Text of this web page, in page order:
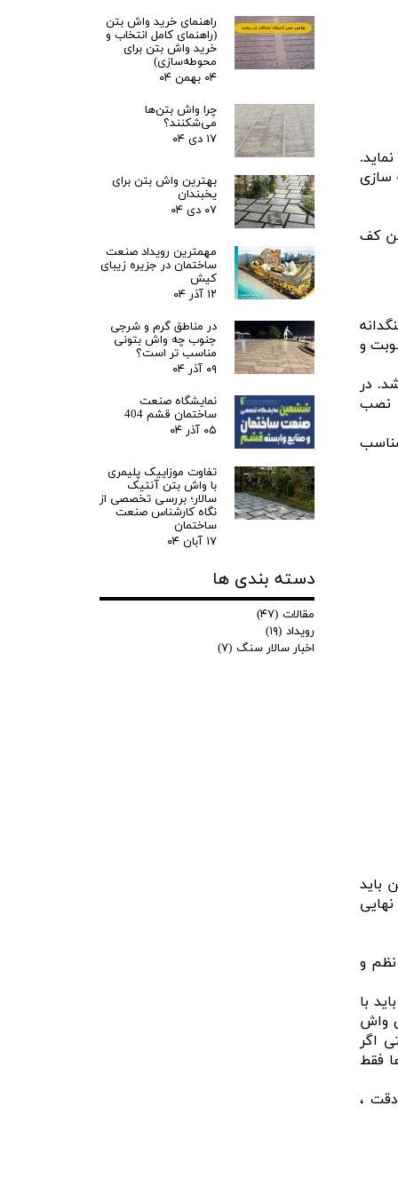
سازی
کف
و
در
نصب
باید
و
با
واش
اگر
فقط
،
راهنمای خرید واش بتن
(راهنمای کامل انتخاب و
خرید واش بتن برای
محوطه‌سازی)
۰۴ بهمن ۰۴
چرا واش بتن‌ها
می‌شکنند؟
۱۷ دی ۰۴
بهترین واش بتن برای
یخبندان
۰۷ دی ۰۴
مهمترین رویداد صنعت
ساختمان در جزیره زیبای
کیش
۱۲ آذر ۰۴
در مناطق گرم و شرجی
جنوب چه واش بتونی
مناسب تر است؟
۰۹ آذر ۰۴
نمایشگاه صنعت
ساختمان قشم 404
۰۵ آذر ۰۴
تفاوت موزاییک پلیمری
با واش بتن آنتیک
سالار؛ بررسی تخصصی از
نگاه کارشناس صنعت
ساختمان
۱۷ آبان ۰۴
دسته بندی ها
مقالات (۴۷)
رویداد (۱۹)
اخبار سالار سنگ (۷)